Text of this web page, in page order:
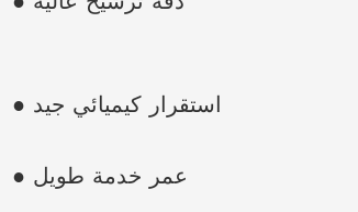
● استقرار كيميائي جيد
● عمر خدمة طويل